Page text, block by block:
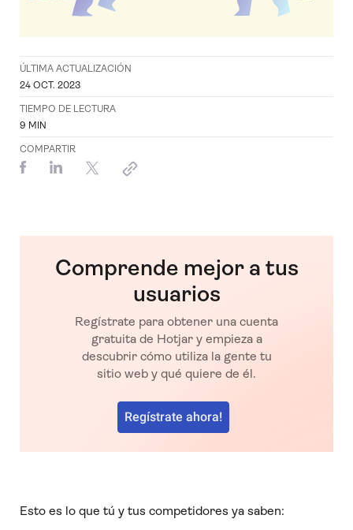
ÚLTIMA ACTUALIZACIÓN
24 OCT. 2023
TIEMPO DE LECTURA
9 MIN
COMPARTIR
Comprende mejor a tus
usuarios
Regístrate para obtener una cuenta
gratuita de Hotjar y empieza a
descubrir cómo utiliza la gente tu
sitio web y qué quiere de él.
Regístrate ahora!
Esto es lo que tú y tus competidores ya saben: